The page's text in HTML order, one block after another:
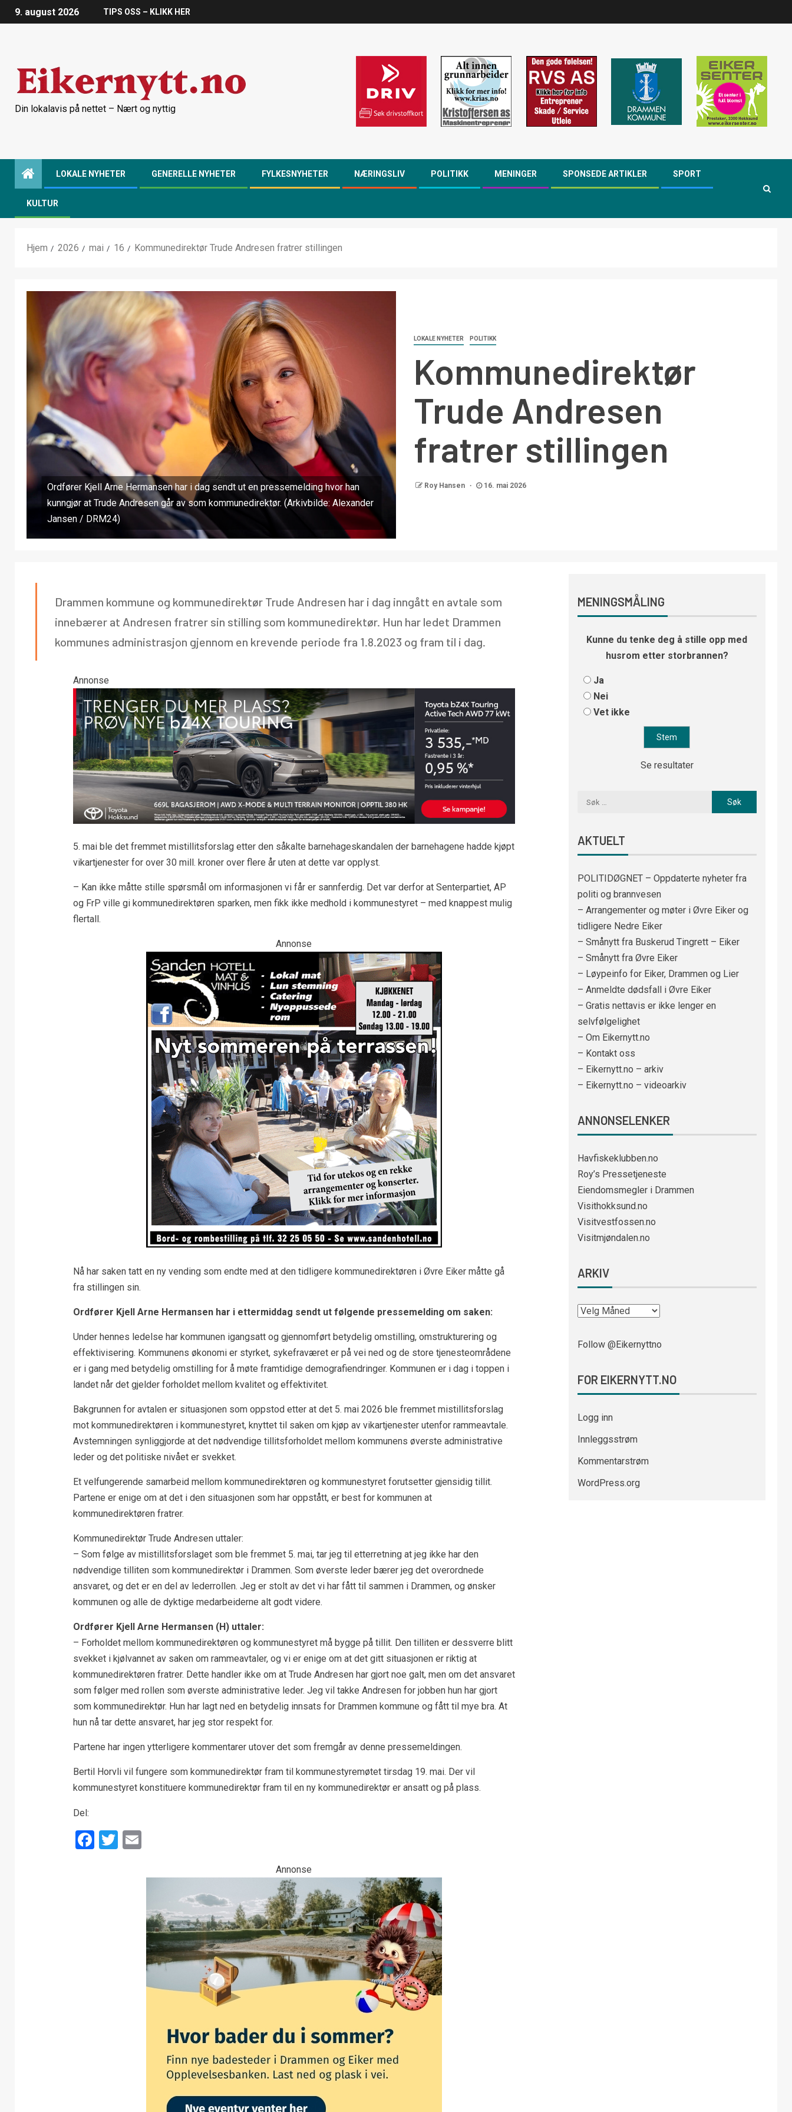
9. august 2026 TIPS OSS – KLIKK HER
Din lokalavis på nettet – Nært og nyttig
LOKALE NYHETER GENERELLE NYHETER FYLKESNYHETER NÆRINGSLIV POLITIKK MENINGER SPONSEDE ARTIKLER SPORT
KULTUR
Hjem 2026 mai 16 Kommunedirektør Trude Andresen fratrer stillingen
Ordfører Kjell Arne Hermansen har i dag sendt ut en pressemelding hvor han
kunngjør at Trude Andresen går av som kommunedirektør. (Arkivbilde: Alexander
Jansen / DRM24)
LOKALE NYHETER POLITIKK
Kommunedirektør
Trude Andresen
fratrer stillingen
Roy Hansen 16. mai 2026
Drammen kommune og kommunedirektør Trude Andresen har i dag inngått en avtale som
innebærer at Andresen fratrer sin stilling som kommunedirektør. Hun har ledet Drammen
kommunes administrasjon gjennom en krevende periode fra 1.8.2023 og fram til i dag.
Annonse
5. mai ble det fremmet mistillitsforslag etter den såkalte barnehageskandalen der barnehagene hadde kjøpt
vikartjenester for over 30 mill. kroner over flere år uten at dette var opplyst.
– Kan ikke måtte stille spørsmål om informasjonen vi får er sannferdig. Det var derfor at Senterpartiet, AP
og FrP ville gi kommunedirektøren sparken, men fikk ikke medhold i kommunestyret – med knappest mulig
flertall.
Annonse
Nå har saken tatt en ny vending som endte med at den tidligere kommunedirektøren i Øvre Eiker måtte gå
fra stillingen sin.
Ordfører Kjell Arne Hermansen har i ettermiddag sendt ut følgende pressemelding om saken:
Under hennes ledelse har kommunen igangsatt og gjennomført betydelig omstilling, omstrukturering og
effektivisering. Kommunens økonomi er styrket, sykefraværet er på vei ned og de store tjenesteområdene
er i gang med betydelig omstilling for å møte framtidige demografiendringer. Kommunen er i dag i toppen i
landet når det gjelder forholdet mellom kvalitet og effektivitet.
Bakgrunnen for avtalen er situasjonen som oppstod etter at det 5. mai 2026 ble fremmet mistillitsforslag
mot kommunedirektøren i kommunestyret, knyttet til saken om kjøp av vikartjenester utenfor rammeavtale.
Avstemningen synliggjorde at det nødvendige tillitsforholdet mellom kommunens øverste administrative
leder og det politiske nivået er svekket.
Et velfungerende samarbeid mellom kommunedirektøren og kommunestyret forutsetter gjensidig tillit.
Partene er enige om at det i den situasjonen som har oppstått, er best for kommunen at
kommunedirektøren fratrer.
Kommunedirektør Trude Andresen uttaler:
– Som følge av mistillitsforslaget som ble fremmet 5. mai, tar jeg til etterretning at jeg ikke har den
nødvendige tilliten som kommunedirektør i Drammen. Som øverste leder bærer jeg det overordnede
ansvaret, og det er en del av lederrollen. Jeg er stolt av det vi har fått til sammen i Drammen, og ønsker
kommunen og alle de dyktige medarbeiderne alt godt videre.
Ordfører Kjell Arne Hermansen (H) uttaler:
– Forholdet mellom kommunedirektøren og kommunestyret må bygge på tillit. Den tilliten er dessverre blitt
svekket i kjølvannet av saken om rammeavtaler, og vi er enige om at det gitt situasjonen er riktig at
kommunedirektøren fratrer. Dette handler ikke om at Trude Andresen har gjort noe galt, men om det ansvaret
som følger med rollen som øverste administrative leder. Jeg vil takke Andresen for jobben hun har gjort
som kommunedirektør. Hun har lagt ned en betydelig innsats for Drammen kommune og fått til mye bra. At
hun nå tar dette ansvaret, har jeg stor respekt for.
Partene har ingen ytterligere kommentarer utover det som fremgår av denne pressemeldingen.
Bertil Horvli vil fungere som kommunedirektør fram til kommunestyremøtet tirsdag 19. mai. Der vil
kommunestyret konstituere kommunedirektør fram til en ny kommunedirektør er ansatt og på plass.
Del:
Facebook
Twitter
Email
Annonse
MENINGSMÅLING
Kunne du tenke deg å stille opp med
husrom etter storbrannen?
Ja
Nei
Vet ikke
Se resultater
AKTUELT
POLITIDØGNET – Oppdaterte nyheter fra
politi og brannvesen
– Arrangementer og møter i Øvre Eiker og
tidligere Nedre Eiker
– Smånytt fra Buskerud Tingrett – Eiker
– Smånytt fra Øvre Eiker
– Løypeinfo for Eiker, Drammen og Lier
– Anmeldte dødsfall i Øvre Eiker
– Gratis nettavis er ikke lenger en
selvfølgelighet
– Om Eikernytt.no
– Kontakt oss
– Eikernytt.no – arkiv
– Eikernytt.no – videoarkiv
ANNONSELENKER
Havfiskeklubben.no
Roy’s Pressetjeneste
Eiendomsmegler i Drammen
Visithokksund.no
Visitvestfossen.no
Visitmjøndalen.no
ARKIV
Follow @Eikernyttno
FOR EIKERNYTT.NO
Logg inn
Innleggsstrøm
Kommentarstrøm
WordPress.org